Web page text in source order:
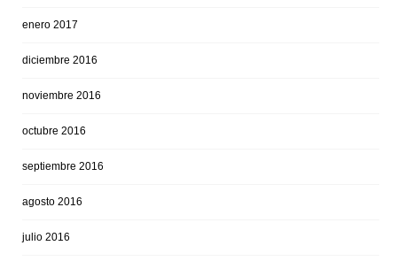
enero 2017
diciembre 2016
noviembre 2016
octubre 2016
septiembre 2016
agosto 2016
julio 2016